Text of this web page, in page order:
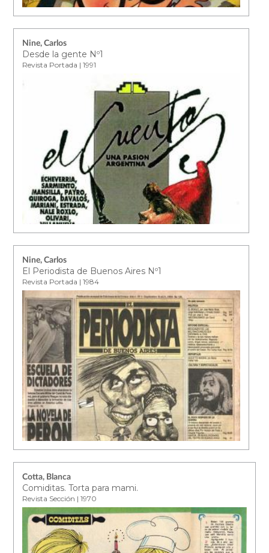
Nine, Carlos
Desde la gente Nº1
Revista Portada | 1991
Nine, Carlos
El Periodista de Buenos Aires Nº1
Revista Portada | 1984
Cotta, Blanca
Comiditas. Torta para mami.
Revista Sección | 1970